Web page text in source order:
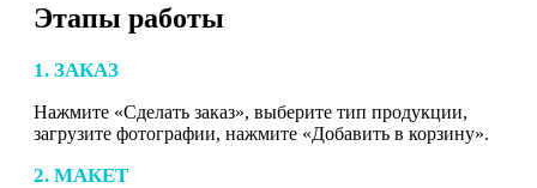
Этапы работы
1. ЗАКАЗ
Нажмите «Сделать заказ», выберите тип продукции,
загрузите фотографии, нажмите «Добавить в корзину».
2. МАКЕТ